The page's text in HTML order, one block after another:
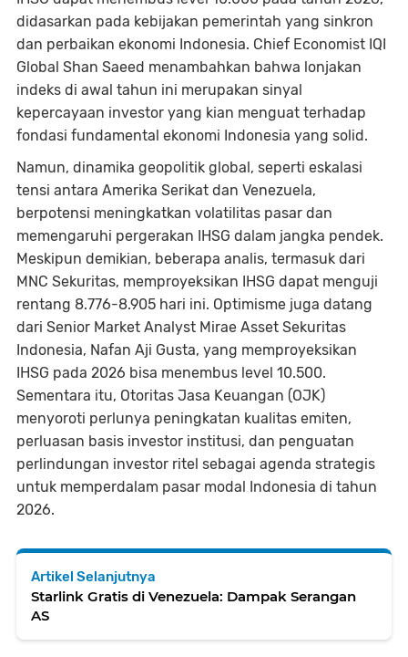
didasarkan pada kebijakan pemerintah yang sinkron
dan perbaikan ekonomi Indonesia. Chief Economist IQI
Global Shan Saeed menambahkan bahwa lonjakan
indeks di awal tahun ini merupakan sinyal
kepercayaan investor yang kian menguat terhadap
fondasi fundamental ekonomi Indonesia yang solid.
Namun, dinamika geopolitik global, seperti eskalasi
tensi antara Amerika Serikat dan Venezuela,
berpotensi meningkatkan volatilitas pasar dan
memengaruhi pergerakan IHSG dalam jangka pendek.
Meskipun demikian, beberapa analis, termasuk dari
MNC Sekuritas, memproyeksikan IHSG dapat menguji
rentang 8.776-8.905 hari ini. Optimisme juga datang
dari Senior Market Analyst Mirae Asset Sekuritas
Indonesia, Nafan Aji Gusta, yang memproyeksikan
IHSG pada 2026 bisa menembus level 10.500.
Sementara itu, Otoritas Jasa Keuangan (OJK)
menyoroti perlunya peningkatan kualitas emiten,
perluasan basis investor institusi, dan penguatan
perlindungan investor ritel sebagai agenda strategis
untuk memperdalam pasar modal Indonesia di tahun
2026.
Artikel Selanjutnya
Starlink Gratis di Venezuela: Dampak Serangan
AS